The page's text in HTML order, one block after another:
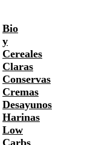
Bio
y
Cereales
Claras
Conservas
Cremas
Desayunos
Harinas
Low
Carbs